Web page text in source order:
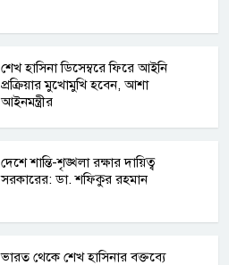
শেখ হাসিনা ডিসেম্বরে ফিরে আইনি
প্রক্রিয়ার মুখোমুখি হবেন, আশা
আইনমন্ত্রীর
দেশে শান্তি-শৃঙ্খলা রক্ষার দায়িত্ব
সরকারের: ডা. শফিকুর রহমান
ভারত থেকে শেখ হাসিনার বক্তব্যে